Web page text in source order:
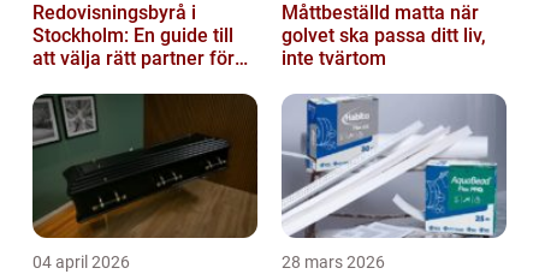
Redovisningsbyrå i
Stockholm: En guide till
att välja rätt partner för
Måttbeställd matta när
golvet ska passa ditt liv,
inte tvärtom
04 april 2026 28 mars 2026